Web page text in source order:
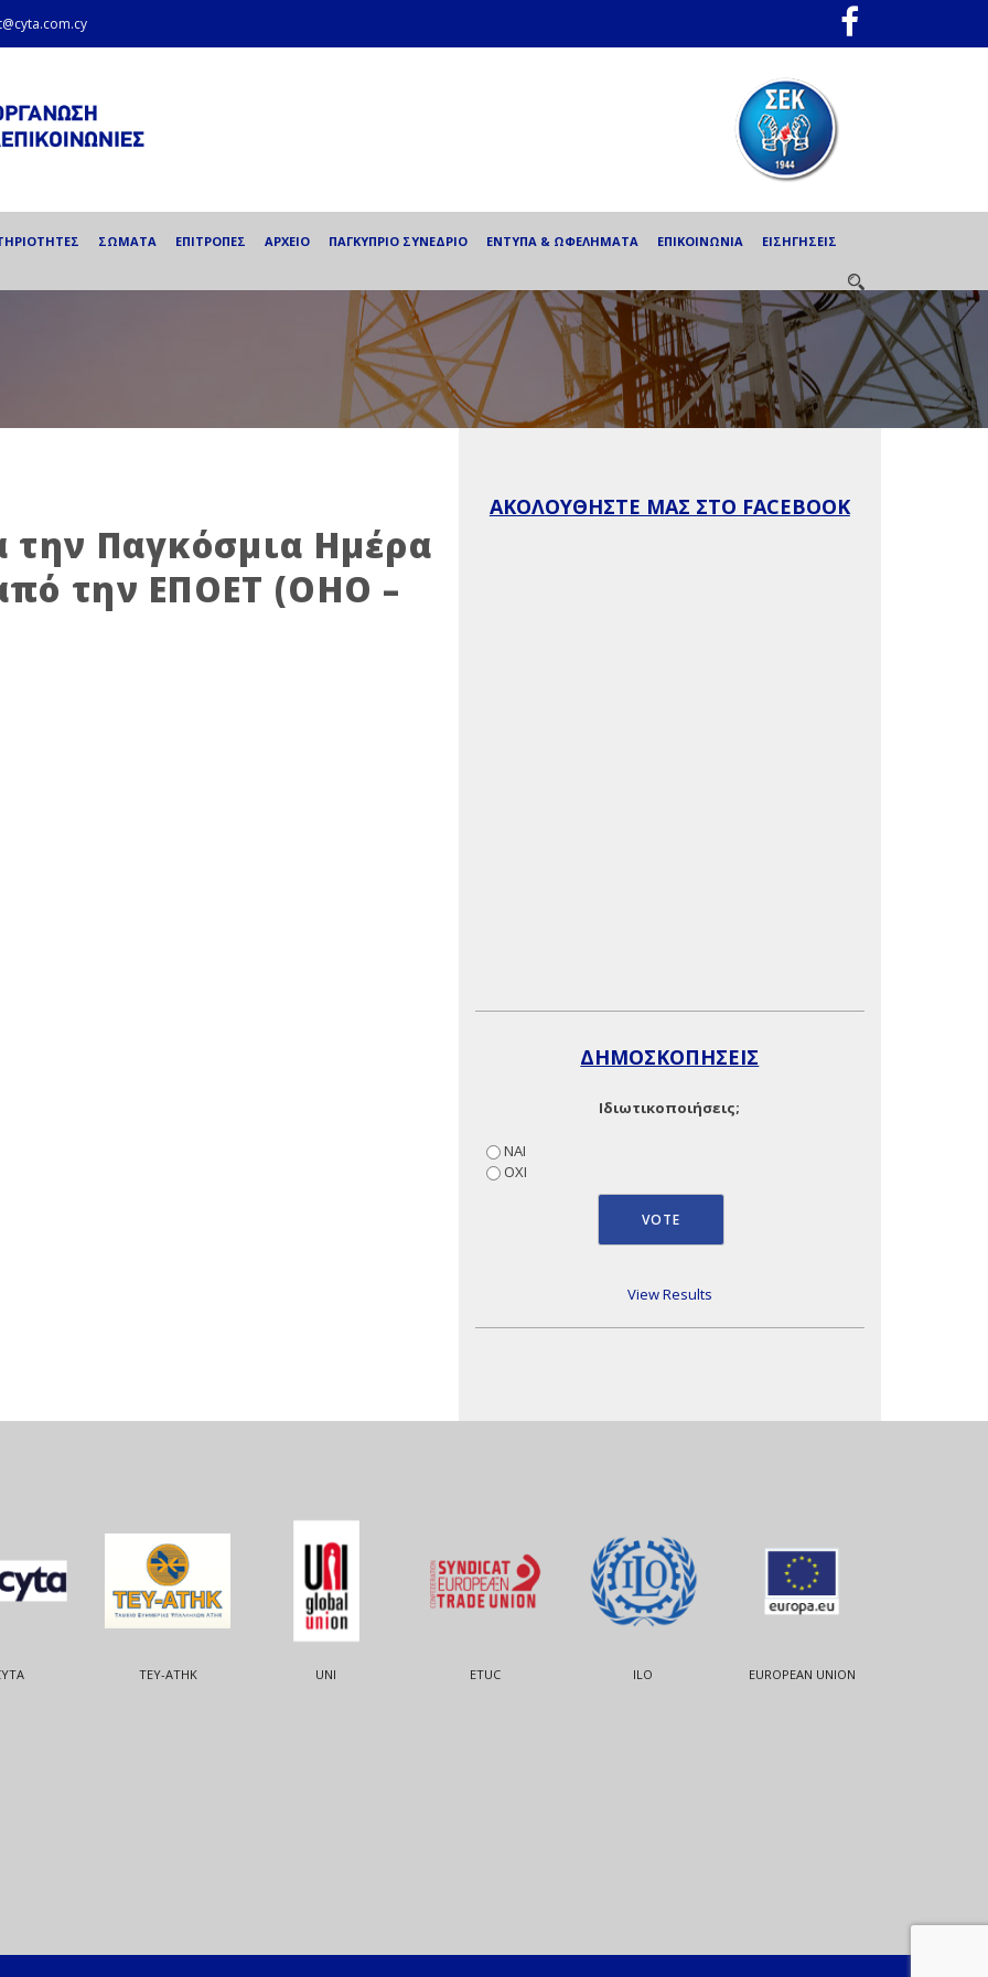
ΣΩΜΑΤΑ ΕΠΙΤΡΟΠΕΣ ΑΡΧΕΙΟ ΠΑΓΚΥΠΡΙΟ ΣΥΝΕΔΡΙΟ ΕΝΤΥΠΑ & ΩΦΕΛΗΜΑΤΑ ΕΠΙΚΟΙΝΩΝΙΑ ΕΙΣΗΓΗΣΕΙΣ
την Παγκόσμια Ημέρα
την ΕΠΟΕΤ (ΟΗΟ –
ΑΚΟΛΟΥΘΗΣΤΕ ΜΑΣ ΣΤΟ FACEBOOK
ΔΗΜΟΣΚΟΠΗΣΕΙΣ
Ιδιωτικοποιήσεις;
ΝΑΙ
ΟΧΙ
View Results
ΤΕΥ-ΑΤΗΚ UNI ETUC ILO EUROPEAN UNION